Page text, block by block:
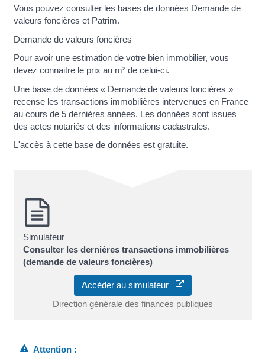
Vous pouvez consulter les bases de données Demande de
valeurs foncières et Patrim.
Demande de valeurs foncières
Pour avoir une estimation de votre bien immobilier, vous
devez connaitre le prix au m² de celui-ci.
Une base de données « Demande de valeurs foncières »
recense les transactions immobilières intervenues en France
au cours de 5 dernières années. Les données sont issues
des actes notariés et des informations cadastrales.
L'accès à cette base de données est gratuite.
Simulateur
Consulter les dernières transactions immobilières
(demande de valeurs foncières)
Accéder au simulateur
Direction générale des finances publiques
Attention :